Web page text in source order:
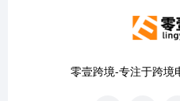
零壹跨境-专注于跨境